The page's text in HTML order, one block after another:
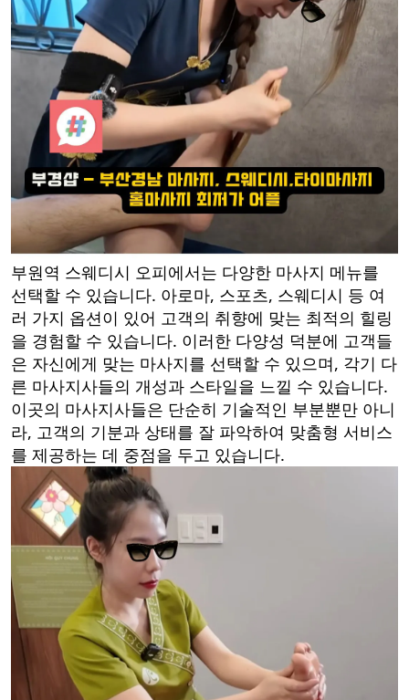
부원역 스웨디시 오피에서는 다양한 마사지 메뉴를
선택할 수 있습니다. 아로마, 스포츠, 스웨디시 등 여
러 가지 옵션이 있어 고객의 취향에 맞는 최적의 힐링
을 경험할 수 있습니다. 이러한 다양성 덕분에 고객들
은 자신에게 맞는 마사지를 선택할 수 있으며, 각기 다
른 마사지사들의 개성과 스타일을 느낄 수 있습니다.
이곳의 마사지사들은 단순히 기술적인 부분뿐만 아니
라, 고객의 기분과 상태를 잘 파악하여 맞춤형 서비스
를 제공하는 데 중점을 두고 있습니다.